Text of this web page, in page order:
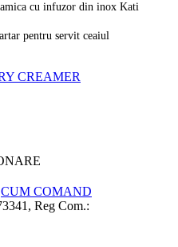
cu infuzor din inox Kati
pentru servit ceaiul
CREAMER
CUM COMAND
Reg Com.: